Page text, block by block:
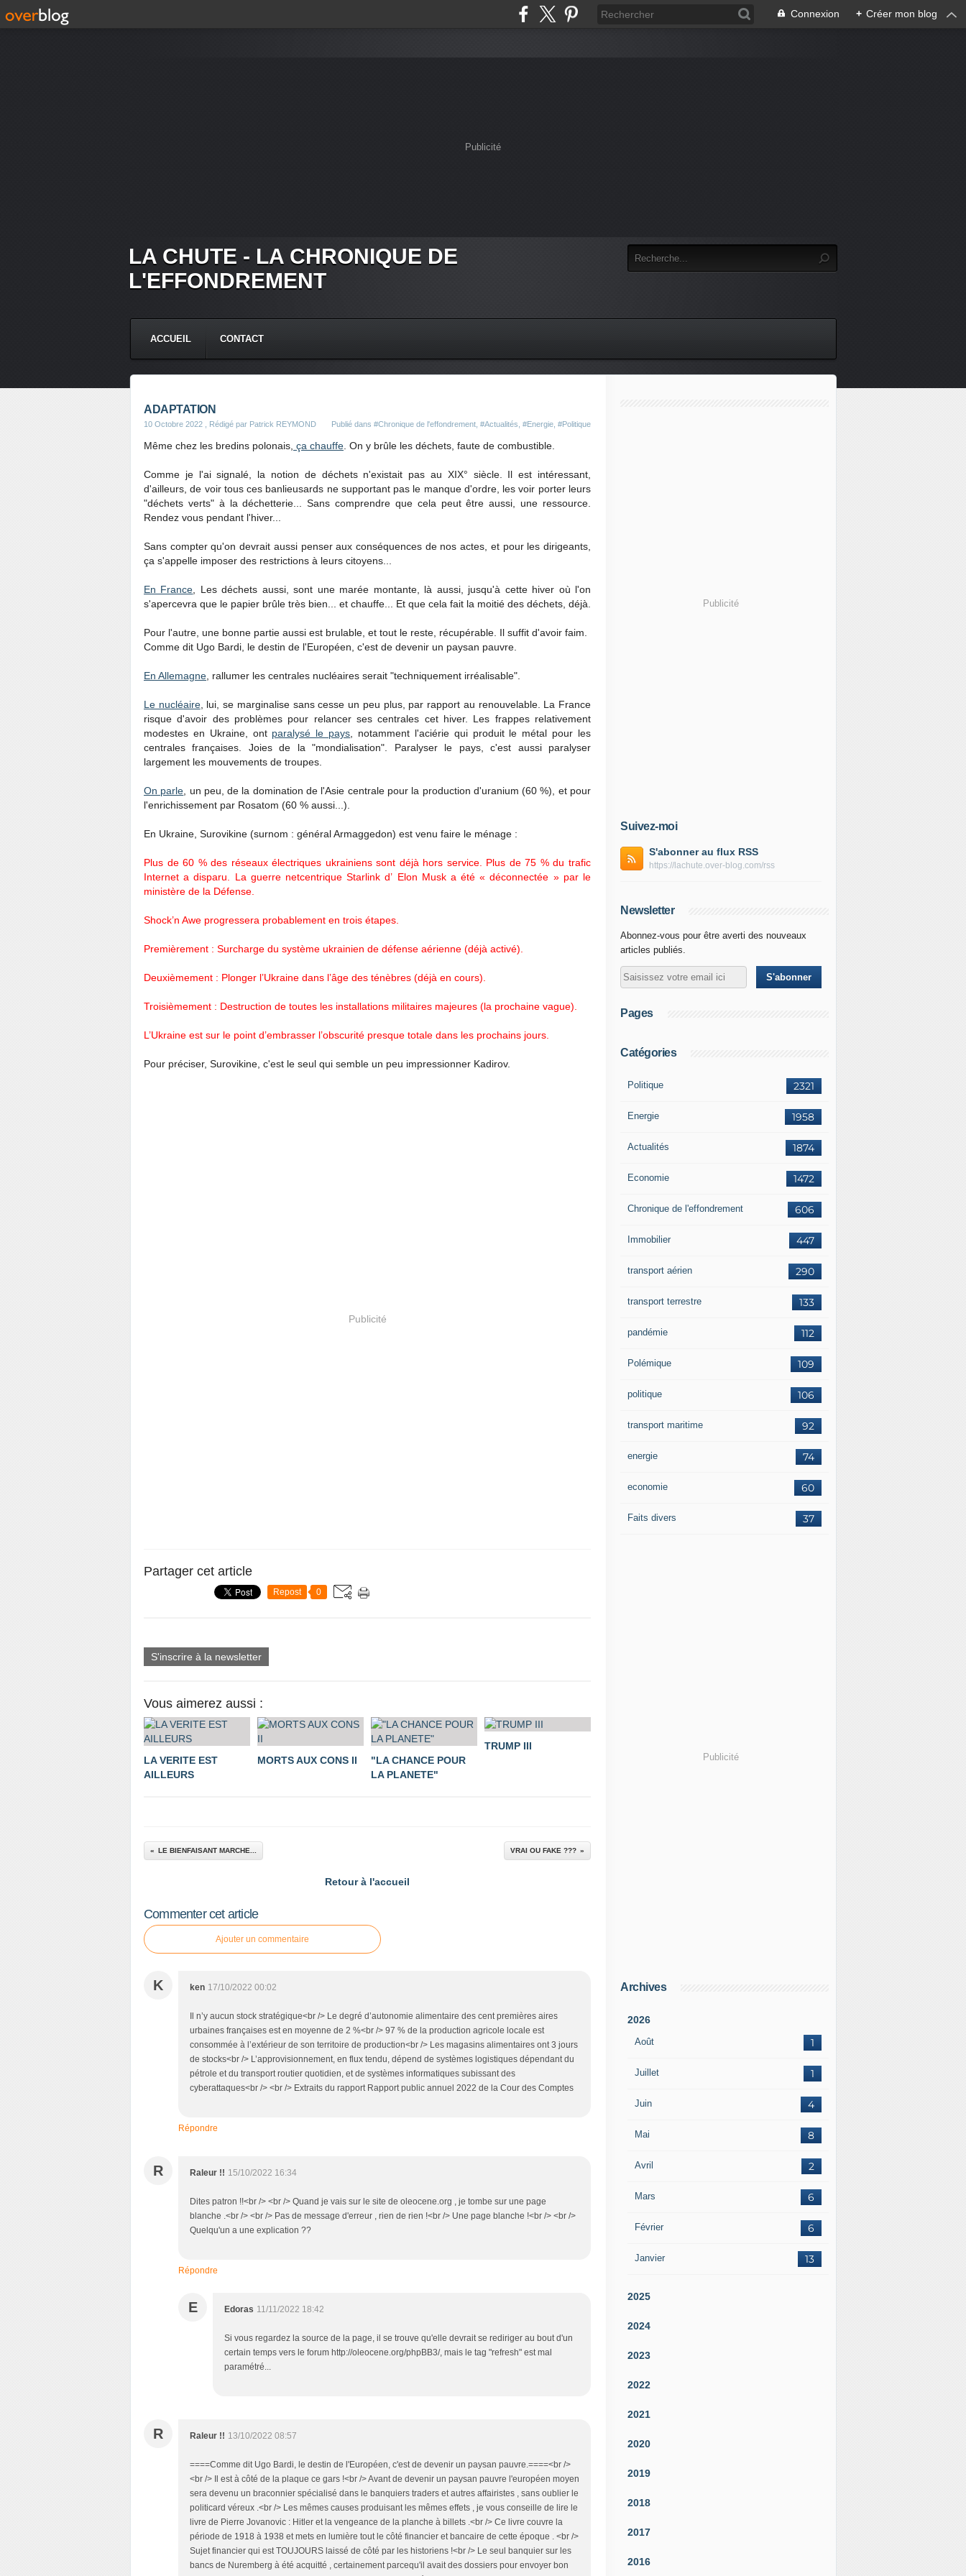
Connexion + Créer mon blog
Publicité
LA CHUTE - LA CHRONIQUE DE
L'EFFONDREMENT
ACCUEIL CONTACT
ADAPTATION
10 Octobre 2022 , Rédigé par Patrick REYMOND Publié dans #Chronique de l'effondrement #Actualités #Energie #Politique
Même chez les bredins polonais, ça chauffe . On y brûle les déchets, faute de combustible.
Comme je l'ai signalé, la notion de déchets n'existait pas au XIX° siècle. Il est intéressant,
d'ailleurs, de voir tous ces banlieusards ne supportant pas le manque d'ordre, les voir porter leurs
"déchets verts" à la déchetterie... Sans comprendre que cela peut être aussi, une ressource.
Rendez vous pendant l'hiver...
Sans compter qu'on devrait aussi penser aux conséquences de nos actes, et pour les dirigeants,
ça s'appelle imposer des restrictions à leurs citoyens...
En France , Les déchets aussi, sont une marée montante, là aussi, jusqu'à cette hiver où l'on
s'apercevra que le papier brûle très bien... et chauffe... Et que cela fait la moitié des déchets, déjà.
Pour l'autre, une bonne partie aussi est brulable, et tout le reste, récupérable. Il suffit d'avoir faim.
Comme dit Ugo Bardi, le destin de l'Européen, c'est de devenir un paysan pauvre.
En Allemagne , rallumer les centrales nucléaires serait "techniquement irréalisable".
Le nucléaire, lui, se marginalise sans cesse un peu plus, par rapport au renouvelable. La France
risque d'avoir des problèmes pour relancer ses centrales cet hiver. Les frappes relativement
modestes en Ukraine, ont paralysé le pays , notamment l'aciérie qui produit le métal pour les
centrales françaises. Joies de la "mondialisation". Paralyser le pays, c'est aussi paralyser
largement les mouvements de troupes.
On parle , un peu, de la domination de l'Asie centrale pour la production d'uranium (60 %), et pour
l'enrichissement par Rosatom (60 % aussi...).
En Ukraine, Surovikine (surnom : général Armaggedon) est venu faire le ménage :
Plus de 60 % des réseaux électriques ukrainiens sont déjà hors service. Plus de 75 % du trafic
Internet a disparu. La guerre netcentrique Starlink d’ Elon Musk a été « déconnectée » par le
ministère de la Défense.
Shock’n Awe progressera probablement en trois étapes.
Premièrement : Surcharge du système ukrainien de défense aérienne (déjà activé).
Deuxièmement : Plonger l’Ukraine dans l’âge des ténèbres (déjà en cours).
Troisièmement : Destruction de toutes les installations militaires majeures (la prochaine vague).
L’Ukraine est sur le point d’embrasser l’obscurité presque totale dans les prochains jours.
Pour préciser, Surovikine, c'est le seul qui semble un peu impressionner Kadirov.
Publicité
Partager cet article
Repost 0
S'inscrire à la newsletter
Vous aimerez aussi :
LA VERITE EST
AILLEURS
MORTS AUX CONS II
"LA CHANCE POUR
LA PLANETE"
TRUMP III
LE BIENFAISANT MARCHE... VRAI OU FAKE ???
Retour à l'accueil
Commenter cet article
Ajouter un commentaire
K ken 17/10/2022 00:02
Il n’y aucun stock stratégique<br /> Le degré d’autonomie alimentaire des cent premières aires
urbaines françaises est en moyenne de 2 %<br /> 97 % de la production agricole locale est
consommée à l’extérieur de son territoire de production<br /> Les magasins alimentaires ont 3 jours
de stocks<br /> L’approvisionnement, en flux tendu, dépend de systèmes logistiques dépendant du
pétrole et du transport routier quotidien, et de systèmes informatiques subissant des
cyberattaques<br /> <br /> Extraits du rapport Rapport public annuel 2022 de la Cour des Comptes
Répondre
R Raleur !! 15/10/2022 16:34
Dites patron !!<br /> <br /> Quand je vais sur le site de oleocene.org , je tombe sur une page
blanche .<br /> <br /> Pas de message d'erreur , rien de rien !<br /> Une page blanche !<br /> <br />
Quelqu'un a une explication ??
Répondre
E Edoras 11/11/2022 18:42
Si vous regardez la source de la page, il se trouve qu'elle devrait se rediriger au bout d'un
certain temps vers le forum http://oleocene.org/phpBB3/, mais le tag "refresh" est mal
paramétré...
R Raleur !! 13/10/2022 08:57
====Comme dit Ugo Bardi, le destin de l'Européen, c'est de devenir un paysan pauvre.====<br />
<br /> Il est à côté de la plaque ce gars !<br /> Avant de devenir un paysan pauvre l'européen moyen
sera devenu un braconnier spécialisé dans le banquiers traders et autres affairistes , sans oublier le
politicard véreux .<br /> Les mêmes causes produisant les mêmes effets , je vous conseille de lire le
livre de Pierre Jovanovic : Hitler et la vengeance de la planche à billets .<br /> Ce livre couvre la
période de 1918 à 1938 et mets en lumière tout le côté financier et bancaire de cette époque . <br />
Sujet financier qui est TOUJOURS laissé de côté par les historiens !<br /> Le seul banquier sur les
bancs de Nuremberg à été acquitté , certainement parcequ'il avait des dossiers pour envoyer bon
Publicité
Suivez-moi
S'abonner au flux RSS
https://lachute.over-blog.com/rss
Newsletter
Abonnez-vous pour être averti des nouveaux
articles publiés.
Pages
Catégories
2321
Politique
1958
Energie
1874
Actualités
1472
Economie
606
Chronique de l'effondrement
447
Immobilier
290
transport aérien
133
transport terrestre
112
pandémie
109
Polémique
106
politique
92
transport maritime
74
energie
60
economie
37
Faits divers
Publicité
Archives
2026
Août 1
Juillet 1
Juin 4
Mai 8
Avril 2
Mars 6
Février 6
Janvier 13
2025
2024
2023
2022
2021
2020
2019
2018
2017
2016